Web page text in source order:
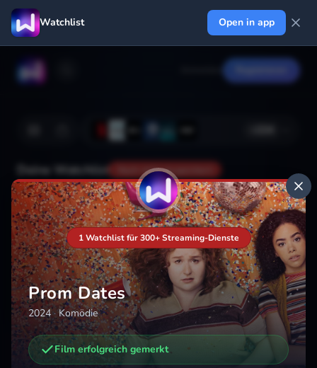
Watchlist Open in app
Deine Watchlist Noch nicht gespeichert
Hinzufügen
Weitere Trailer, die dich interessieren könnten
1 Watchlist für 300+ Streaming-Dienste
Prom Dates
2024 · Komödie
Film erfolgreich gemerkt